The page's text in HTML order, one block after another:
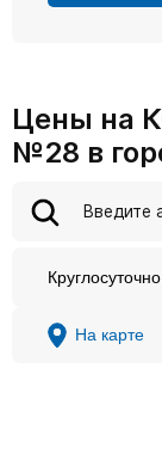
Цены на
№28 в
Круглосуточно
На карте